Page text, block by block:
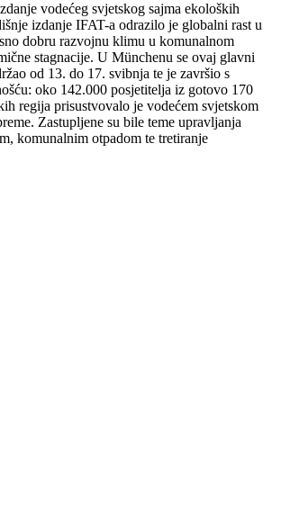
vodećeg svjetskog sajma ekoloških
izdanje IFAT-a odrazilo je globalni rast u
dobru razvojnu klimu u komunalnom
stagnacije. U Münchenu se ovaj glavni
od 13. do 17. svibnja te je završio s
oko 142.000 posjetitelja iz gotovo 170
regija prisustvovalo je vodećem svjetskom
Zastupljene su bile teme upravljanja
komunalnim otpadom te tretiranje